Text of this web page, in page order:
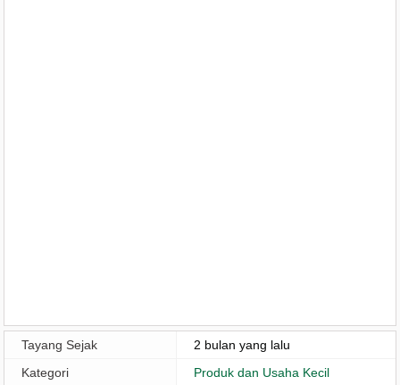
Tayang Sejak
2 bulan yang lalu
Kategori
Produk dan Usaha Kecil